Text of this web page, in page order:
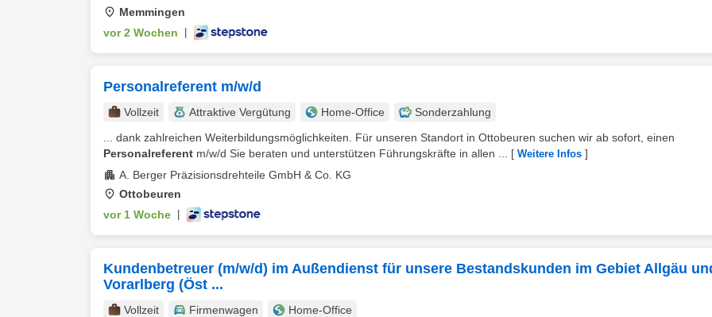
Memmingen
vor 2 Wochen
Personalreferent m/w/d
Vollzeit Attraktive Vergütung Home-Office
Sonderzahlung
... dank zahlreichen Weiterbildungsmöglichkeiten. Für unseren Standort in Ottobeuren suchen wir ab sofort, einen
Personalreferent m/w/d Sie beraten und unterstützen Führungskräfte in allen ... [ Weitere Infos ]
A. Berger Präzisionsdrehteile GmbH & Co. KG
Ottobeuren
vor 1 Woche
Kundenbetreuer (m/w/d) im Außendienst für unsere Bestandskunden im Gebiet Allgäu
Vorarlberg (Öst ...
Vollzeit Firmenwagen
Home-Office